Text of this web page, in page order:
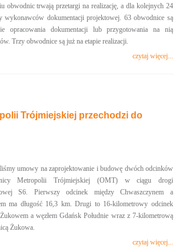
obwodnic trwają przetargi na realizację, a dla kolejnych 24
wykonawców dokumentacji projektowej. 63 obwodnice są
opracowania dokumentacji lub przygotowania na nią
Trzy obwodnice są już na etapie realizacji.
czytaj więcej...
Trójmiejskiej przechodzi do
umowy na zaprojektowanie i budowę dwóch odcinków
Metropolii Trójmiejskiej (OMT) w ciągu drogi
S6. Pierwszy odcinek między Chwaszczynem a
ma długość 16,3 km. Drugi to 16-kilometrowy odcinek
a węzłem Gdańsk Południe wraz z 7-kilometrową
Żukowa.
czytaj więcej...